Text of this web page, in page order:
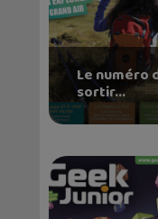
Le numéro
sortir...